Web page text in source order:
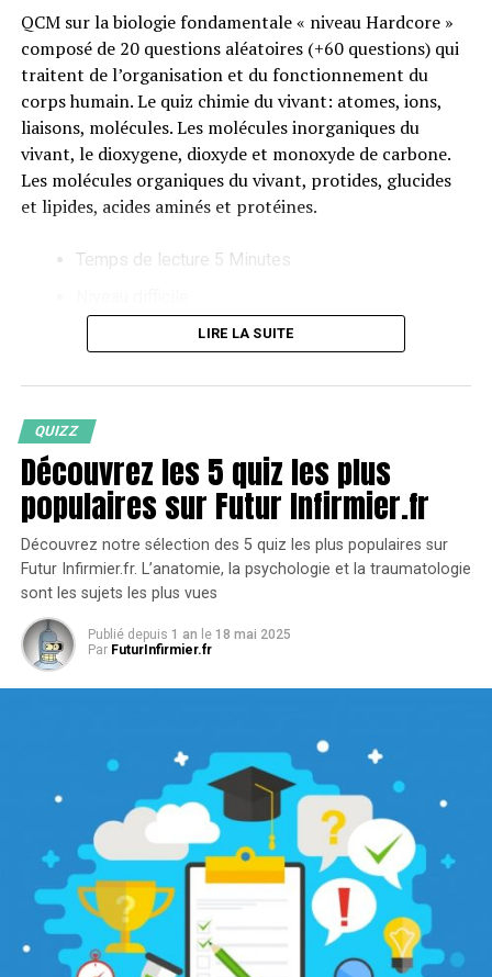
QCM sur la biologie fondamentale « niveau Hardcore »
composé de 20 questions aléatoires (+60 questions) qui
traitent de l’organisation et du fonctionnement du
corps humain. Le quiz chimie du vivant: atomes, ions,
liaisons, molécules. Les molécules inorganiques du
vivant, le dioxygene, dioxyde et monoxyde de carbone.
Les molécules organiques du vivant, protides, glucides
et lipides, acides aminés et protéines.
Temps de lecture 5 Minutes
#1 Biologie fondamentale QCM
La liaison hydrogène est une liaison covalente ? Que
sont les disaccharides ? Le magnésium existe t'il sous
la forme de cation divalent ? Passe le test pour savoir si
tu es au top des connaissances du champ 2.1
LANCER LE QUIZ
#2 Biologie fondamentale QCM
14 questions (issues du partiel UE 2.1) sur le champ 2.1
pour évaluer vos connaissances. ... Enjoy
LANCER LE QUIZ
LIRE LA SUITE
QUIZZ
Découvrez les 5 quiz les plus
populaires sur Futur Infirmier.fr
Découvrez notre sélection des 5 quiz les plus populaires sur
Futur Infirmier.fr. L’anatomie, la psychologie et la traumatologie
sont les sujets les plus vues
Publié depuis 1 an le 18 mai 2025
Par FuturInfirmier.fr